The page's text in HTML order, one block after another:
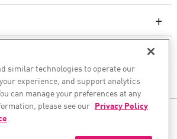
generazione
cloud
similar technologies to operate our
experience, and support analytics
can manage your preferences at any
please see our Privacy Policy
.